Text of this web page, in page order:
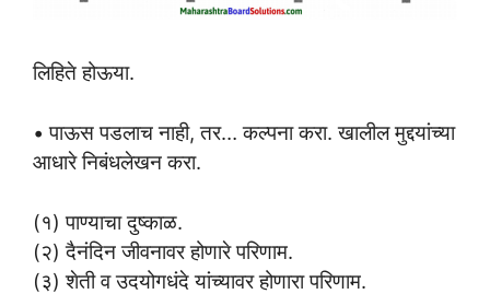
लिहिते होऊया.
• पाऊस पडलाच नाही, तर… कल्पना करा. खालील मुद्दयांच्या
आधारे निबंधलेखन करा.
(१) पाण्याचा दुष्काळ.
(२) दैनंदिन जीवनावर होणारे परिणाम.
(३) शेती व उदयोगधंदे यांच्यावर होणारा परिणाम.